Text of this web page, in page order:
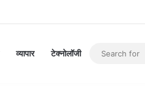
व्यापार टेक्नोलॉजी